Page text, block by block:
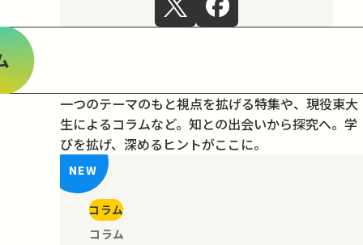
一つのテーマのもと視点を拡げる特集や、現役東大
生によるコラムなど。 知との出会いから探究へ。学
びを拡げ、深めるヒントがここに。
コラム
コラム